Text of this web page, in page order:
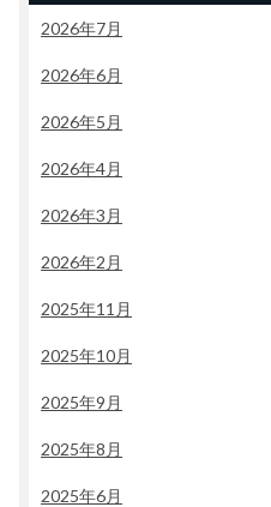
2026年7月
2026年6月
2026年5月
2026年4月
2026年3月
2026年2月
2025年11月
2025年10月
2025年9月
2025年8月
2025年6月